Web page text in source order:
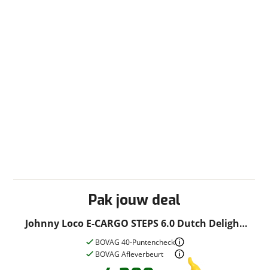
Pak jouw deal
Johnny Loco E-CARGO STEPS 6.0 Dutch Delight
53cm 2023
BOVAG 40-Puntencheck
BOVAG Afleverbeurt